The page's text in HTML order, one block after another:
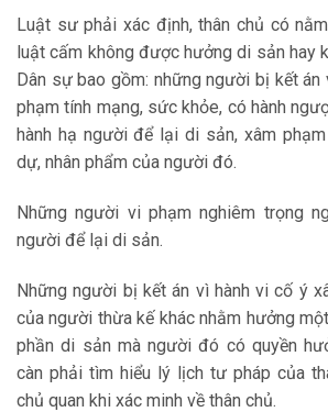
Luật sư phải xác định, thân chủ có
luật cấm không được hưởng di sản hay
Dân sự bao gồm: những người bị kết án
phạm tính mạng, sức khỏe, có hành
hành hạ người để lại di sản, xâm
dự, nhân phẩm của người đó.
Những người vi phạm nghiêm trọng
người để lại di sản.
Những người bị kết án vì hành vi cố ý
của người thừa kế khác nhằm hưởng
phần di sản mà người đó có quyền
càn phải tìm hiểu lý lịch tư pháp của
chủ quan khi xác minh về thân chủ.